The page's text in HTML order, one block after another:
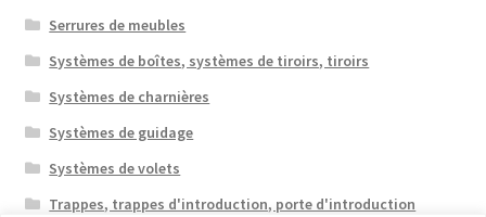
Serrures de meubles
Systèmes de boîtes, systèmes de tiroirs, tiroirs
Systèmes de charnières
Systèmes de guidage
Systèmes de volets
Trappes, trappes d'introduction, porte d'introduction